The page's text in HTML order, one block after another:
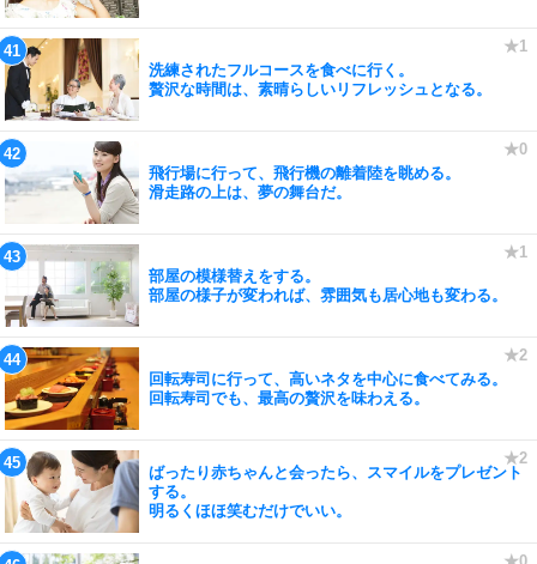
洗練されたフルコースを食べに行く。
贅沢な時間は、素晴らしいリフレッシュとなる。
飛行場に行って、飛行機の離着陸を眺める。
滑走路の上は、夢の舞台だ。
部屋の模様替えをする。
部屋の様子が変われば、雰囲気も居心地も変わる。
回転寿司に行って、高いネタを中心に食べてみる。
回転寿司でも、最高の贅沢を味わえる。
ばったり赤ちゃんと会ったら、スマイルをプレゼント
する。
明るくほほ笑むだけでいい。